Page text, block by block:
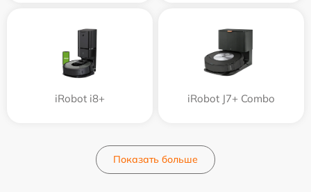
iRobot i8+ iRobot J7+ Combo
Показать больше